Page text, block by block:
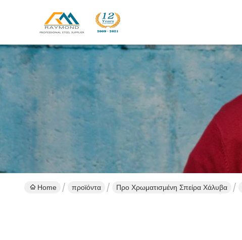
Home προϊόντα Προ Χρωματισμένη Σπείρα Χάλυβα